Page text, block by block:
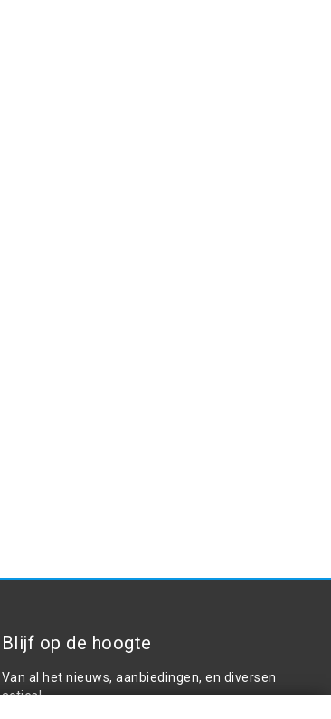
Blijf op de hoogte
Van al het nieuws, aanbiedingen, en diversen
acties!